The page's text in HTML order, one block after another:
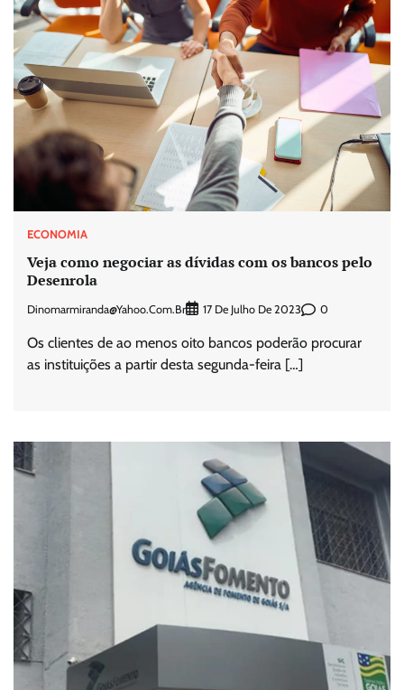
ECONOMIA
Veja como negociar as dívidas com os bancos pelo
Desenrola
Dinomarmiranda@yahoo.com.br 17 De Julho De 2023 0
Os clientes de ao menos oito bancos poderão procurar
as instituições a partir desta segunda-feira […]